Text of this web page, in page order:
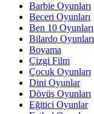
Barbie Oyunları
Beceri Oyunları
Ben 10 Oyunları
Bilardo Oyunları
Boyama
Çizgi Film
Çocuk Oyunları
Dini Oyunlar
Dövüş Oyunları
Eğitici Oyunlar